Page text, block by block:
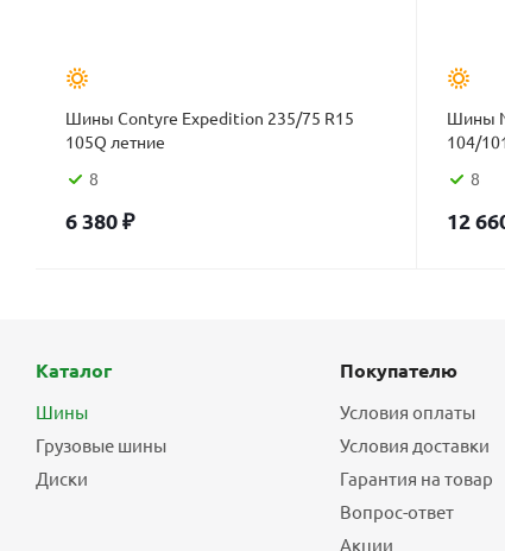
Шины Contyre Expedition 235/75 R15
105Q летние
8
6 380₽
Шины
104/
8
12
Каталог
Шины
Грузовые шины
Диски
Покупателю
Условия оплаты
Условия доставки
Гарантия на товар
Вопрос-ответ
Акции